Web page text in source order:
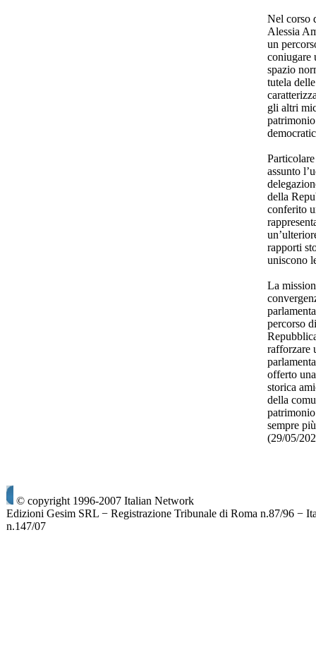
Nel corso
Alessia
un
coniugare
spazio
tutela
gli altri
assunto
della
conferito
rapporti
uniscono
La
percorso
rafforzare
offerto
storica
della
sempre
(29/05/
© copyright 1996-2007 Italian Network
Edizioni Gesim SRL − Registrazione Tribunale di Roma n.87/96 −
n.147/07